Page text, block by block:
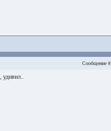
Сообщение #
удивил..